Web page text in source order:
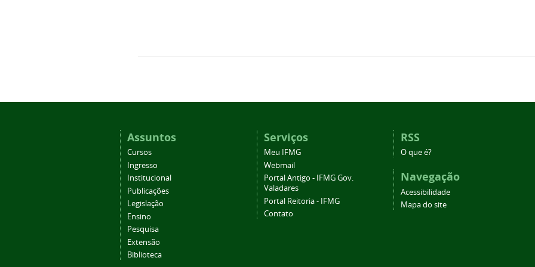
Assuntos
Cursos
Ingresso
Institucional
Publicações
Legislação
Ensino
Pesquisa
Extensão
Biblioteca
Serviços
Meu IFMG
Webmail
Portal Antigo - IFMG Gov.
Valadares
Portal Reitoria - IFMG
Contato
RSS
O que é?
Navegação
Acessibilidade
Mapa do site